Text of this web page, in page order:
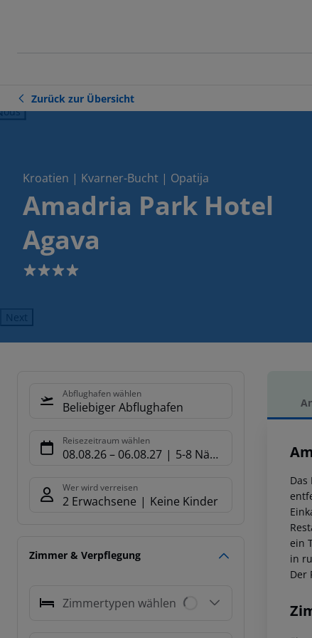
Zurück zur Übersicht
Kroatien | Kvarner-Bucht | Opatija
Amadria Park Hotel
Agava
4
Next
Abflughafen wählen
Beliebiger Abflughafen
Reisezeitraum wählen
08.08.26– 06.08.27 5-8 Nächte
Wer wird verreisen
2 Erwachsene Keine Kinder
Zimmer & Verpflegung
Zimmertypen wählen
ein
in
Der